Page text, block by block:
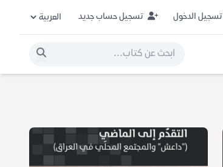
تسجيل الدخول تسجيل حساب جديد